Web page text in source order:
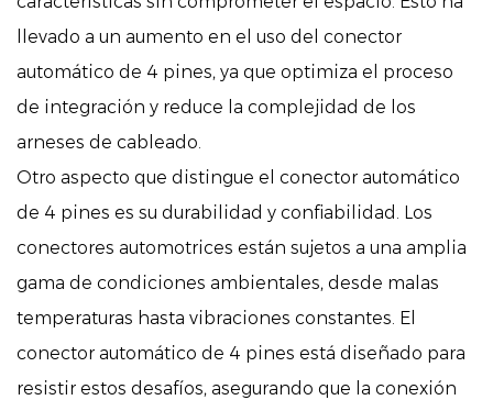
llevado a un aumento en el uso del conector
automático de 4 pines, ya que optimiza el proceso
de integración y reduce la complejidad de los
arneses de cableado.
Otro aspecto que distingue el conector automático
de 4 pines es su durabilidad y confiabilidad. Los
conectores automotrices están sujetos a una amplia
gama de condiciones ambientales, desde malas
temperaturas hasta vibraciones constantes. El
conector automático de 4 pines está diseñado para
resistir estos desafíos, asegurando que la conexión